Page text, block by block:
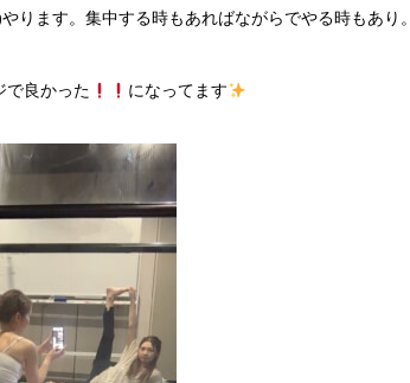
ります。集中する時もあればながらでやる時もあり。
で良かった になってます